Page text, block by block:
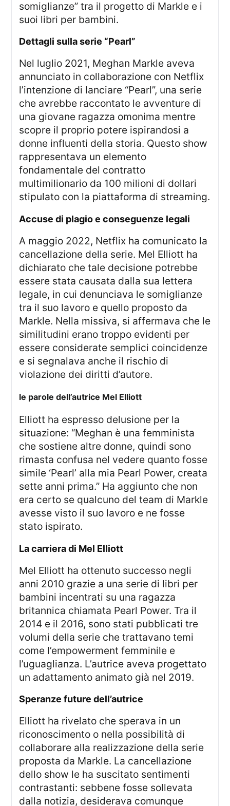
somiglianze” tra il progetto di Markle e i
suoi libri per bambini.
dettagli sulla serie “Pearl”
Nel luglio 2021, Meghan Markle aveva
annunciato in collaborazione con Netflix
l’intenzione di lanciare “Pearl”, una serie
che avrebbe raccontato le avventure di
una giovane ragazza omonima mentre
scopre il proprio potere ispirandosi a
donne influenti della storia. Questo show
rappresentava un elemento
fondamentale del contratto
multimilionario da 100 milioni di dollari
stipulato con la piattaforma di streaming.
accuse di plagio e conseguenze legali
A maggio 2022, Netflix ha comunicato la
cancellazione della serie. Mel Elliott ha
dichiarato che tale decisione potrebbe
essere stata causata dalla sua lettera
legale, in cui denunciava le somiglianze
tra il suo lavoro e quello proposto da
Markle. Nella missiva, si affermava che le
similitudini erano troppo evidenti per
essere considerate semplici coincidenze
e si segnalava anche il rischio di
violazione dei diritti d’autore.
le parole dell’autrice Mel Elliott
Elliott ha espresso delusione per la
situazione: “Meghan è una femminista
che sostiene altre donne, quindi sono
rimasta confusa nel vedere quanto fosse
simile ‘Pearl’ alla mia Pearl Power, creata
sette anni prima.” Ha aggiunto che non
era certo se qualcuno del team di Markle
avesse visto il suo lavoro e ne fosse
stato ispirato.
la carriera di Mel Elliott
Mel Elliott ha ottenuto successo negli
anni 2010 grazie a una serie di libri per
bambini incentrati su una ragazza
britannica chiamata Pearl Power. Tra il
2014 e il 2016, sono stati pubblicati tre
volumi della serie che trattavano temi
come l’empowerment femminile e
l’uguaglianza. L’autrice aveva progettato
un adattamento animato già nel 2019.
speranze future dell’autrice
Elliott ha rivelato che sperava in un
riconoscimento o nella possibilità di
collaborare alla realizzazione della serie
proposta da Markle. La cancellazione
dello show le ha suscitato sentimenti
contrastanti: sebbene fosse sollevata
dalla notizia, desiderava comunque